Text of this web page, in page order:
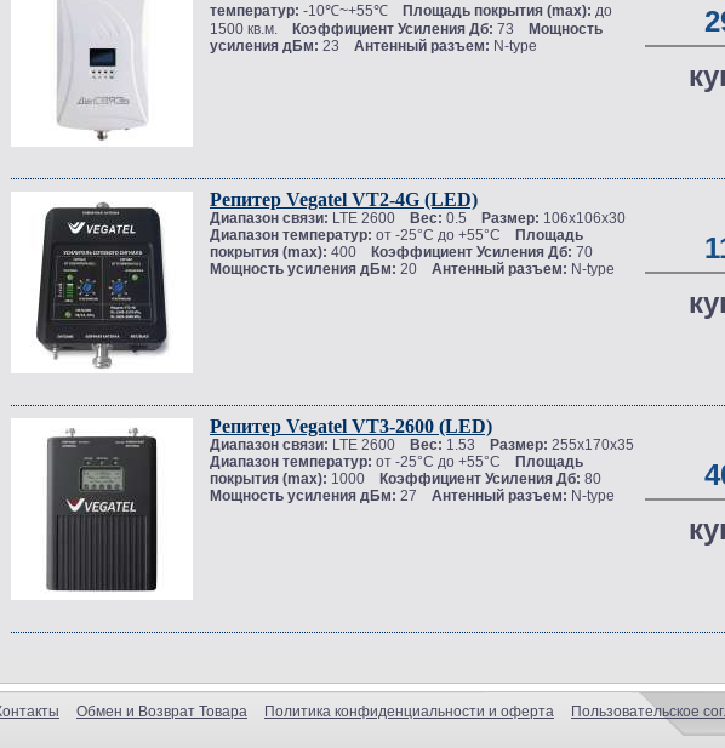
температур: -10℃~+55℃ Площадь покрытия (max): до
1500 кв.м.
Коэффициент Усиления Дб: 73
Мощность
усиления дБм: 23 Антенный разъем: N-type
Репитер Vegatel VT2-4G (LED)
Диапазон связи: LTE 2600 Вес: 0.5 Размер: 106х106х30
Диапазон температур: от -25°C до +55°C
Площадь
покрытия (max): 400 Коэффициент Усиления Дб: 70
Мощность усиления дБм: 20 Антенный разъем: N-type
Репитер Vegatel VT3-2600 (LED)
Диапазон связи: LTE 2600 Вес: 1.53 Размер: 255х170х35
Диапазон температур: от -25°C до +55°C
Площадь
покрытия (max): 1000 Коэффициент Усиления Дб: 80
Мощность усиления дБм: 27 Антенный разъем: N-type
Обмен и Возврат Товара Политика конфиденциальности и оферта Пользовательское